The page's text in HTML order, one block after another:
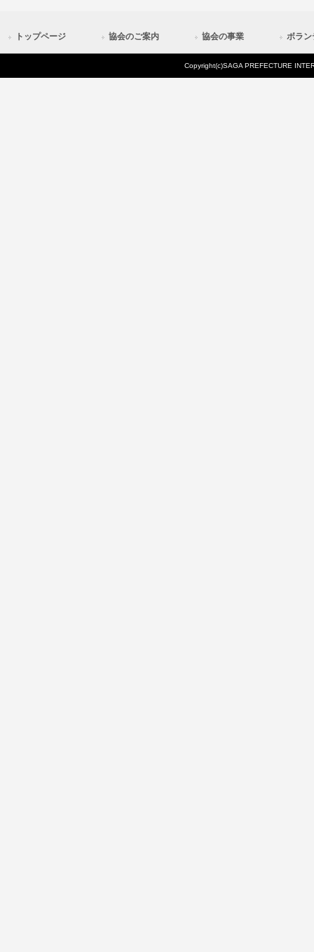
トップページ 協会のご案内 協会の事業 ボラン
Copyright(c)SAGA PREFECTURE